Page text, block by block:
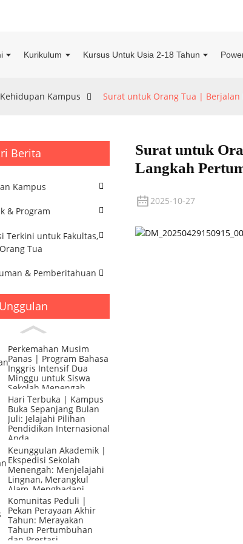
Kurikulum Kursus Untuk Usia 2-18 Tahun
Kehidupan Kampus Surat untuk Orang Tua | Berjalan
Berita
Kampus
& Program
Terkini untuk Fakultas,
Tua
& Pemberitahuan
Perkemahan Musim
Panas | Program Bahasa
Inggris Intensif Dua
Minggu untuk Siswa
Sekolah Menengah
Hari Terbuka | Kampus
Buka Sepanjang Bulan
Juli: Jelajahi Pilihan
Pendidikan Internasional
Anda
Keunggulan Akademik |
Ekspedisi Sekolah
Menengah: Menjelajahi
Lingnan, Merangkul
Alam, Menghadapi
Tantangan
Komunitas Peduli |
Pekan Perayaan Akhir
Tahun: Merayakan
Tahun Pertumbuhan
dan Prestasi
Surat untuk
Langkah
2025-10-27